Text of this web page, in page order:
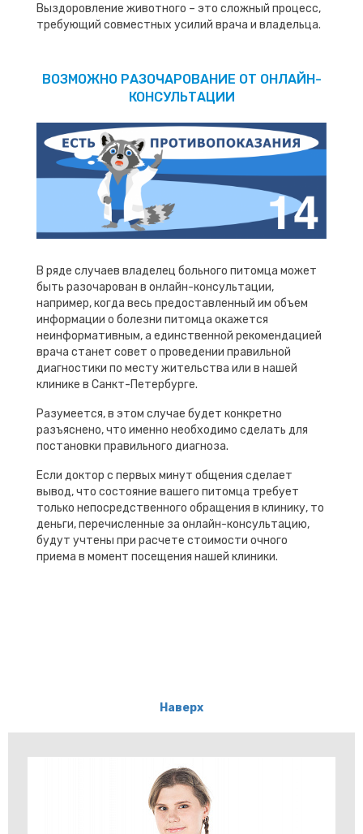
Выздоровление животного – это сложный процесс,
требующий совместных усилий врача и владельца.
ВОЗМОЖНО РАЗОЧАРОВАНИЕ ОТ ОНЛАЙН-
КОНСУЛЬТАЦИИ
В ряде случаев владелец больного питомца может
быть разочарован в онлайн-консультации,
например, когда весь предоставленный им объем
информации о болезни питомца окажется
неинформативным, а единственной рекомендацией
врача станет совет о проведении правильной
диагностики по месту жительства или в нашей
клинике в Санкт-Петербурге.
Разумеется, в этом случае будет конкретно
разъяснено, что именно необходимо сделать для
постановки правильного диагноза.
Если доктор с первых минут общения сделает
вывод, что состояние вашего питомца требует
только непосредственного обращения в клинику, то
деньги, перечисленные за онлайн-консультацию,
будут учтены при расчете стоимости очного
приема в момент посещения нашей клиники.
Наверх